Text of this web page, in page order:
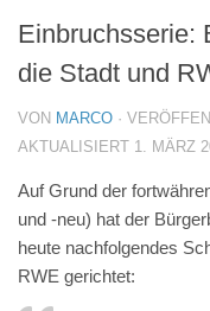
Einbruchsserie:
die Stadt und
VON MARCO ·
AKTUALISIERT 1. MÄRZ
Auf Grund der
und -neu) hat der
heute nachfolgendes
RWE gerichtet: